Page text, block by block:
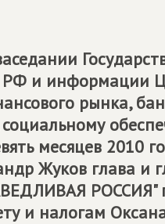
РФ и информации
рынка,
месяцев 2010
Жуков глава и
РОССИЯ"
и налогам